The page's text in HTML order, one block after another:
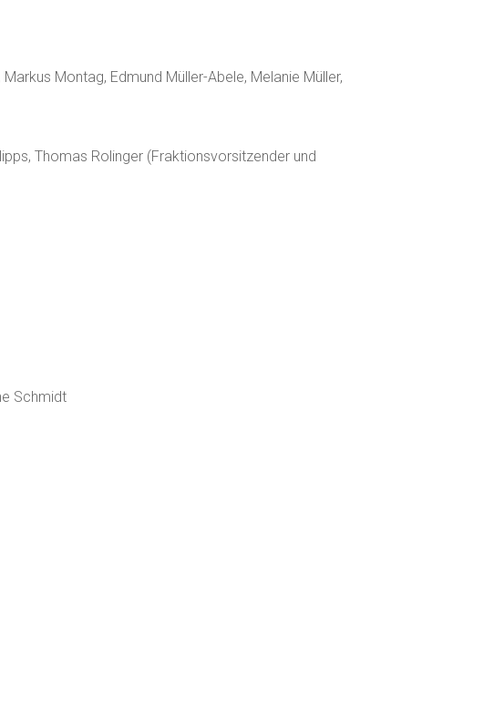
Montag, Edmund Müller-Abele, Melanie Müller,
Thomas Rolinger (Fraktionsvorsitzender und
Schmidt